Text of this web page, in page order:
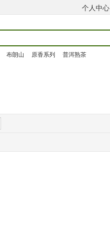
个人中心
布朗山 原香系列 普洱熟茶